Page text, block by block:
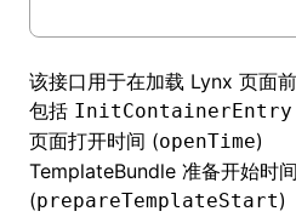
该接口用于在加载 Lynx 页面
包括 InitContainerEntry
页面打开时间 (openTime)
TemplateBundle 准备开始时
(prepareTemplateStart)